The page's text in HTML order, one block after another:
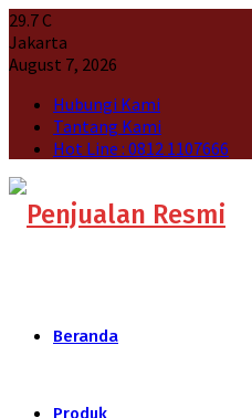
29.7C
Jakarta
August 7, 2026
Hubungi Kami
Tantang Kami
Hot Line : 0812 1107666
Beranda
Produk